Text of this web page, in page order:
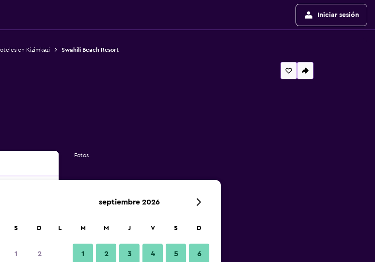
Iniciar sesión
en Kizimkazi Swahili Beach Resort
Fotos
S D
1 2
septiembre 2026
L M M J V S D
1 2 3 4 5 6